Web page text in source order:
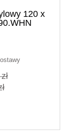
120 x